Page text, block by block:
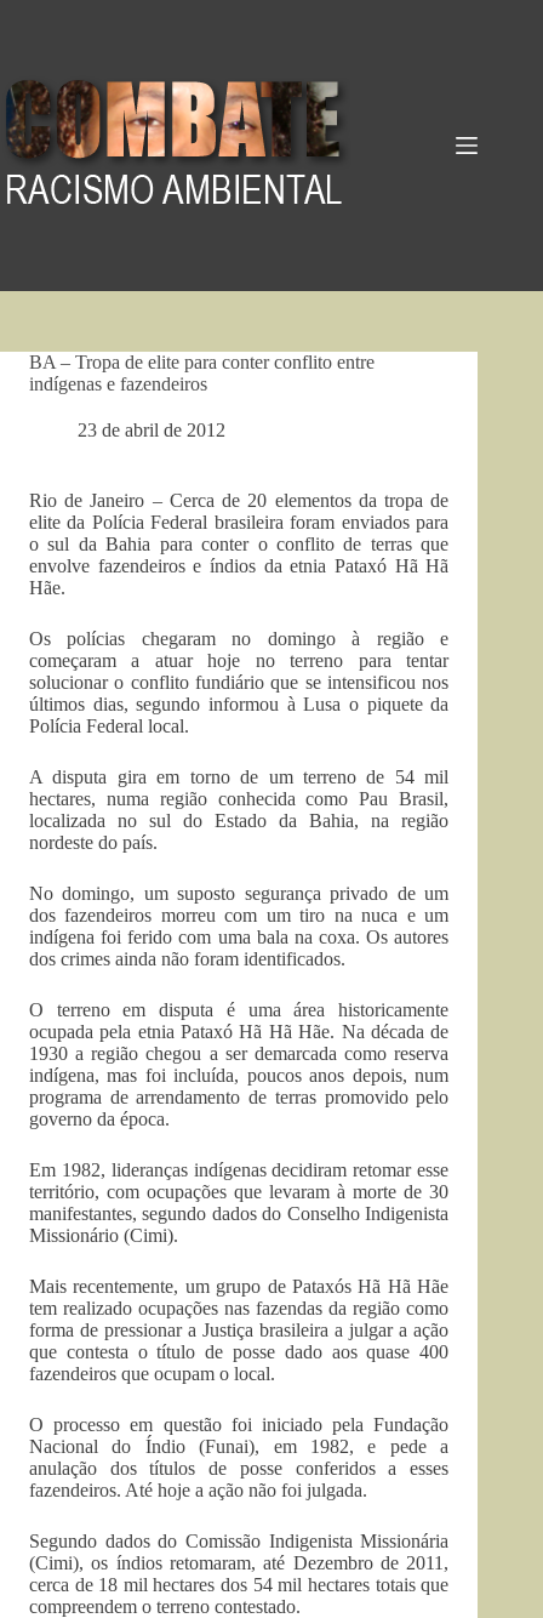
BA – Tropa de elite para conter conflito entre
indígenas e fazendeiros
23 de abril de 2012
Rio de Janeiro – Cerca de 20 elementos da tropa de
elite da Polícia Federal brasileira foram enviados para
o sul da Bahia para conter o conflito de terras que
envolve fazendeiros e índios da etnia Pataxó Hã Hã
Hãe.
Os polícias chegaram no domingo à região e
começaram a atuar hoje no terreno para tentar
solucionar o conflito fundiário que se intensificou nos
últimos dias, segundo informou à Lusa o piquete da
Polícia Federal local.
A disputa gira em torno de um terreno de 54 mil
hectares, numa região conhecida como Pau Brasil,
localizada no sul do Estado da Bahia, na região
nordeste do país.
No domingo, um suposto segurança privado de um
dos fazendeiros morreu com um tiro na nuca e um
indígena foi ferido com uma bala na coxa. Os autores
dos crimes ainda não foram identificados.
O terreno em disputa é uma área historicamente
ocupada pela etnia Pataxó Hã Hã Hãe. Na década de
1930 a região chegou a ser demarcada como reserva
indígena, mas foi incluída, poucos anos depois, num
programa de arrendamento de terras promovido pelo
governo da época.
Em 1982, lideranças indígenas decidiram retomar esse
território, com ocupações que levaram à morte de 30
manifestantes, segundo dados do Conselho Indigenista
Missionário (Cimi).
Mais recentemente, um grupo de Pataxós Hã Hã Hãe
tem realizado ocupações nas fazendas da região como
forma de pressionar a Justiça brasileira a julgar a ação
que contesta o título de posse dado aos quase 400
fazendeiros que ocupam o local.
O processo em questão foi iniciado pela Fundação
Nacional do Índio (Funai), em 1982, e pede a
anulação dos títulos de posse conferidos a esses
fazendeiros. Até hoje a ação não foi julgada.
Segundo dados do Comissão Indigenista Missionária
(Cimi), os índios retomaram, até Dezembro de 2011,
cerca de 18 mil hectares dos 54 mil hectares totais que
compreendem o terreno contestado.